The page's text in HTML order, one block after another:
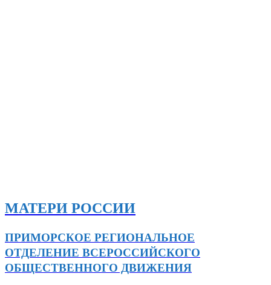
МАТЕРИ РОССИИ
ПРИМОРСКОЕ РЕГИОНАЛЬНОЕ
ОТДЕЛЕНИЕ ВСЕРОССИЙСКОГО
ОБЩЕСТВЕННОГО ДВИЖЕНИЯ